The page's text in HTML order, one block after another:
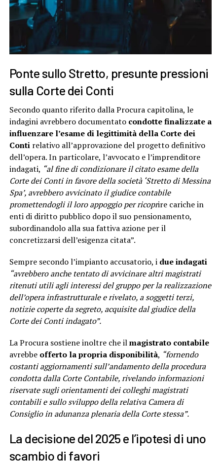
Ponte sullo Stretto, presunte pressioni
sulla Corte dei Conti
Secondo quanto riferito dalla Procura capitolina, le
indagini avrebbero documentato condotte finalizzate a
influenzare l’esame di legittimità della Corte dei
Contirelativo all’approvazione del progetto definitivo
dell’opera. In particolare, l’avvocato e l’imprenditore
indagati, “al fine di condizionare il citato esame della
Corte dei Conti in favore della società ‘Stretto di Messina
Spa’, avrebbero avvicinato il giudice contabile
promettendogli il loro appoggio per ricoprire cariche in
enti di diritto pubblico dopo il suo pensionamento,
subordinandolo alla sua fattiva azione per il
concretizzarsi dell’esigenza citata”.
Sempre secondo l’impianto accusatorio, idue indagati
“avrebbero anche tentato di avvicinare altri magistrati
ritenuti utili agli interessi del gruppo per la realizzazione
dell’opera infrastrutturale e rivelato, a soggetti terzi,
notizie coperte da segreto, acquisite dal giudice della
Corte dei Conti indagato”.
La Procura sostiene inoltre che ilmagistrato contabile
avrebbe offerto la propria disponibilità, “fornendo
costanti aggiornamenti sull’andamento della procedura
condotta dalla Corte Contabile, rivelando informazioni
riservate sugli orientamenti dei colleghi magistrati
contabili e sullo sviluppo della relativa Camera di
Consiglio in adunanza plenaria della Corte stessa”.
La decisione del 2025 e l’ipotesi di uno
scambio di favori